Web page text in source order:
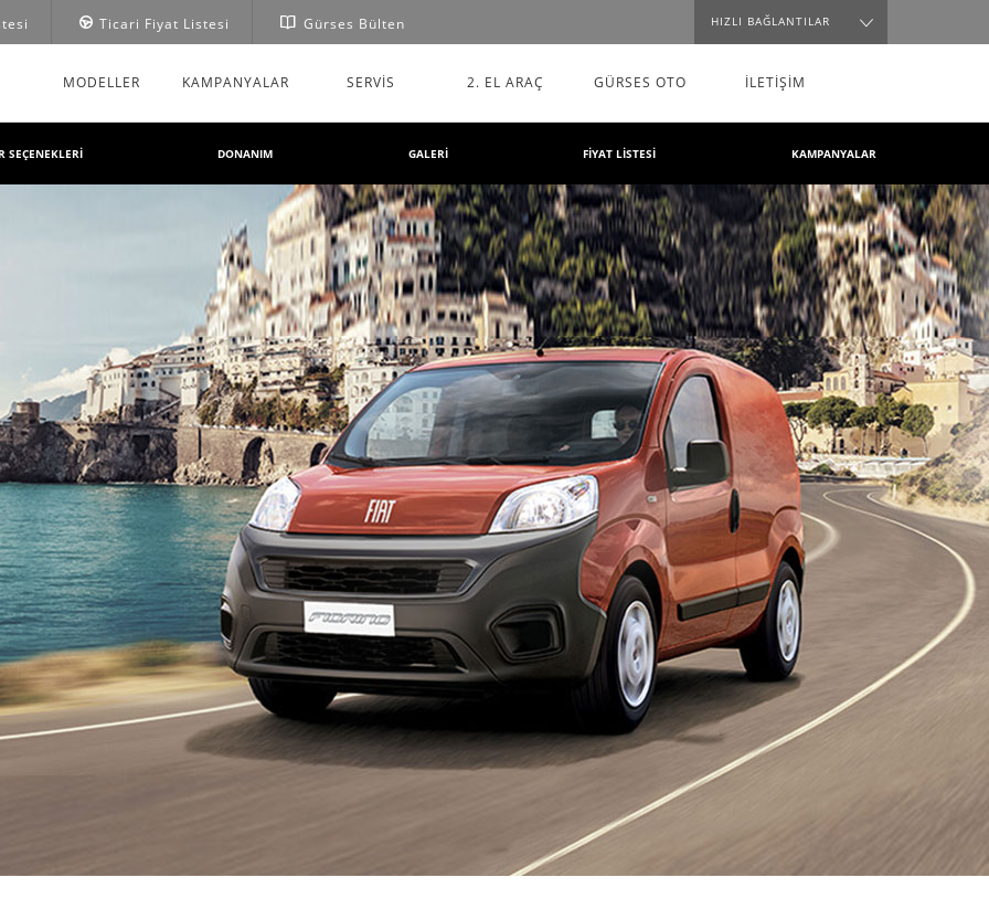
Ticari Fiyat Listesi Gürses Bülten HIZLI BAĞLANTILAR
MODELLER KAMPANYALAR SERVIS 2. EL ARAÇ GÜRSES OTO İLETİŞİM
SEÇENEKLERİ DONANIM GALERİ FİYAT LİSTESİ KAMPANYALAR